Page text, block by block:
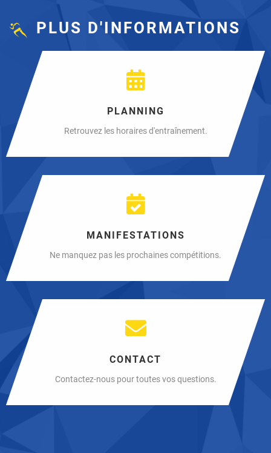
PLUS D'INFORMATIONS
PLANNING
Retrouvez les horaires d'entraînement.
MANIFESTATIONS
Ne manquez pas les prochaines compétitions.
CONTACT
Contactez-nous pour toutes vos questions.